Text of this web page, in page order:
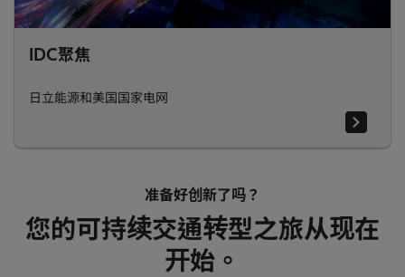
IDC聚焦
日立能源和美国国家电网
准备好创新了吗？
您的可持续交通转型之旅从现在
开始。